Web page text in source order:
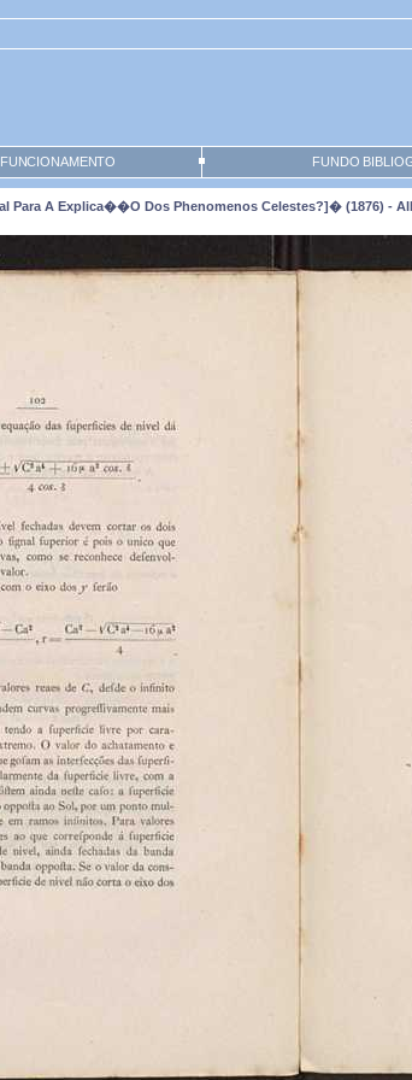
FUNCIONAMENTO FUNDO
A Explica��o Dos Phenomenos Celestes?]� (1876) -